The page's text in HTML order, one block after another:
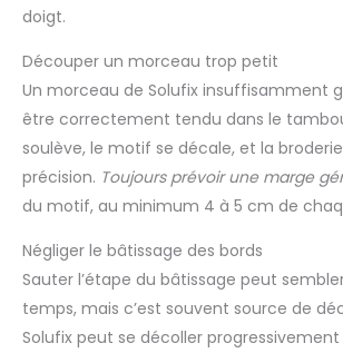
doigt.
Découper un morceau trop petit
Un morceau de Solufix insuffisamment
être correctement tendu dans le
soulève, le motif se décale, et la
précision. Toujours prévoir une marge
du motif, au minimum 4 à 5 cm de
Négliger le bâtissage des bords
Sauter l’étape du bâtissage peut
temps, mais c’est souvent source de
Solufix peut se décoller progressivement